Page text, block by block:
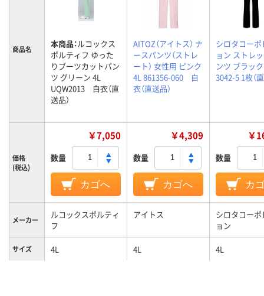
商品名 本商品：ルコックス
ポルティフ ゆった
りブーツカットパン
ツ グリーン 4L
UQW2013 白衣（直
送品）
AITOZ（アイトス） ナ
ースパンツ（ストレ
ート） 女性用 ピンク
4L 861356-060 白
衣（直送品）
シロタコー
ョン ストレ
ンツ ブラッ
3042-5 1枚（
価格
(税込)
￥7,050
数量
カゴへ
￥4,309
数量
カゴへ
￥
数量
カ
メーカー
ルコックスポルティ
フ
アイトス
シロタコー
ョン
サイズ 4L 4L 4L